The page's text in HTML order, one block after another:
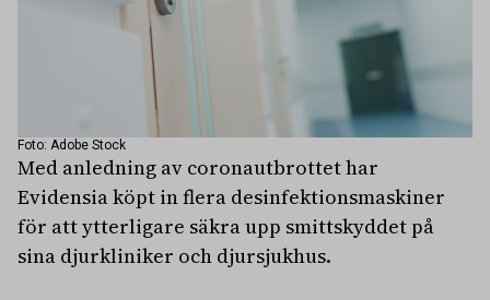
Foto: Adobe Stock
Med anledning av coronautbrottet har
Evidensia köpt in flera desinfektionsmaskiner
för att ytterligare säkra upp smittskyddet på
sina djurkliniker och djursjukhus.